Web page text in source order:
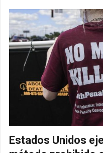
Estados Unidos